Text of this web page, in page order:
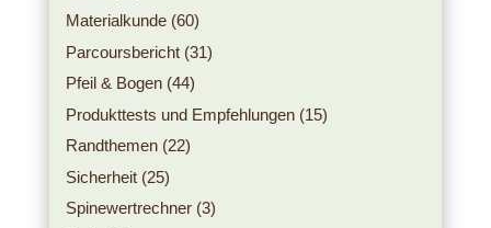
Materialkunde(60)
Parcoursbericht(31)
Pfeil & Bogen(44)
Produkttests und Empfehlungen(15)
Randthemen(22)
Sicherheit(25)
Spinewertrechner(3)